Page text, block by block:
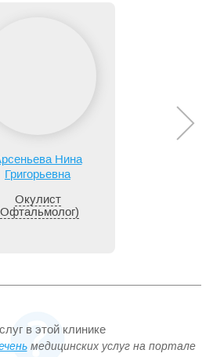
Нина
Григорьевна
Окулист
в этой клинике
медицинских услуг на портале